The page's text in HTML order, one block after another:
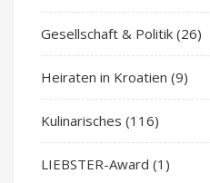
Gesellschaft & Politik (26)
Heiraten in Kroatien (9)
Kulinarisches (116)
LIEBSTER-Award (1)